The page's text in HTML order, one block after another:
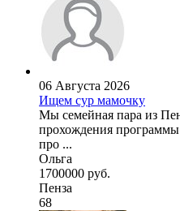
06 Августа 2026
Ищем сур мамочку
Мы семейная пара из
прохождения
про ...
Ольга
1700000 руб.
Пенза
68